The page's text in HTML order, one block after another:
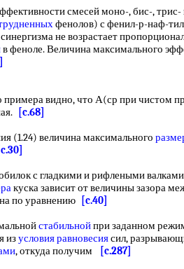
смесей моно-, бис-, трис-
фенолов) с фенил-р-наф-
не возрастает
в феноле. Величина максимального
видно, что А(ср при чистом
[c.68]
(1.24) величина максимального
с гладкими и рифлеными валками
куска зависит от величины зазора
по уравнению
[c.40]
стабильнойпри заданном
изусловия равновесиясил,
, откуда получим
[c.287]